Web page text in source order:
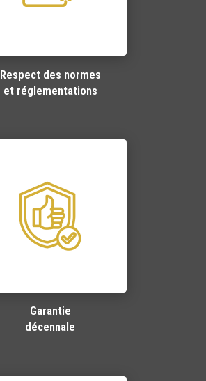
Respect des normes
et réglementations
Garantie
décennale